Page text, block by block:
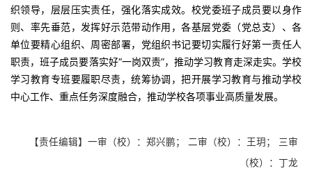
织领导，层层压实责任，强化落实成效。校党委班子成员要以身作
则、率先垂范，发挥好示范带动作用，各基层党委（党总支）、各
单位要精心组织、周密部署，党组织书记要切实履行好第一责任人
职责，班子成员要落实好“一岗双责”，推动学习教育走深走实。学校
学习教育专班要履职尽责，统筹协调，把开展学习教育与推动学校
中心工作、重点任务深度融合，推动学校各项事业高质量发展。
【责任编辑】一审（校）：郑兴鹏； 二审（校）：王玥； 三审
（校）：丁龙